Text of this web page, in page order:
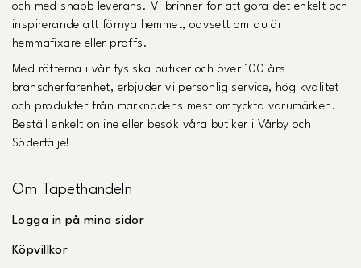
och med snabb leverans. Vi brinner för att göra det enkelt och
inspirerande att förnya hemmet, oavsett om du är
hemmafixare eller proffs.
Med rötterna i vår fysiska butiker och över 100 års
branscherfarenhet, erbjuder vi personlig service, hög kvalitet
och produkter från marknadens mest omtyckta varumärken.
Beställ enkelt online eller besök våra butiker i Vårby och
Södertälje!
Om Tapethandeln
Logga in på mina sidor
Köpvillkor